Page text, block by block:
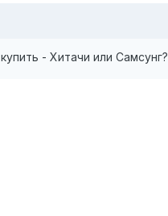
- Хитачи или Самсунг?